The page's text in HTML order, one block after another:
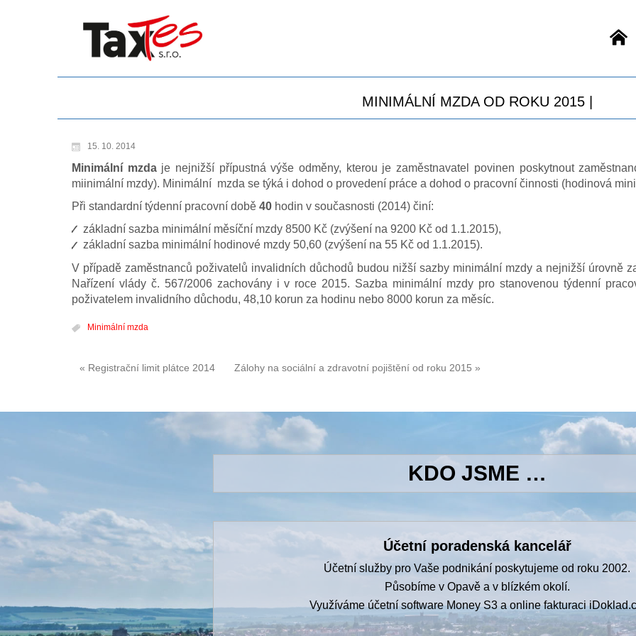
MINIMÁLNÍ MZDA OD ROKU 2015 |
15. 10. 2014
Minimální mzda je nejnižší přípustná výše odměny, kterou je zaměstnavatel povinen poskytnout
miinimální mzdy). Minimální mzda se týká i dohod o provedení práce a dohod o pracovní činnosti (hodinová
Při standardní týdenní pracovní době 40 hodin v současnosti (2014) činí:
základní sazba minimální měsíční mzdy 8500 Kč (zvýšení na 9200 Kč od 1.1.2015),
základní sazba minimální hodinové mzdy 50,60 (zvýšení na 55 Kč od 1.1.2015).
V případě zaměstnanců poživatelů invalidních důchodů budou nižší sazby minimální mzdy a nejnižší úrovně
Nařízení vlády č. 567/2006 zachovány i v roce 2015. Sazba minimální mzdy pro stanovenou týdenní
poživatelem invalidního důchodu, 48,10 korun za hodinu nebo 8000 korun za měsíc.
Minimální mzda
« Registrační limit plátce 2014 Zálohy na sociální a zdravotní pojištění od roku 2015 »
KDO JSME …
Účetní poradenská kancelář
Účetní služby pro Vaše podnikání poskytujeme od roku 2002.
Působíme v Opavě a v blízkém okolí.
Využíváme účetní software Money S3 a online fakturaci